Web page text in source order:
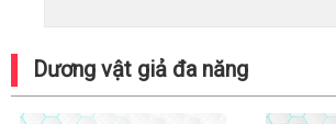
Dương vật giả đa năng